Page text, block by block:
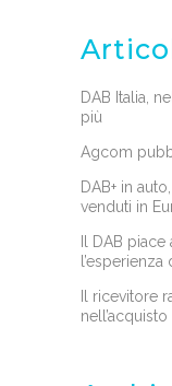
DAB Italia,
più
Agcom
DAB+ in
venduti in
Il DAB
Il ricevitore
nell’acquisto